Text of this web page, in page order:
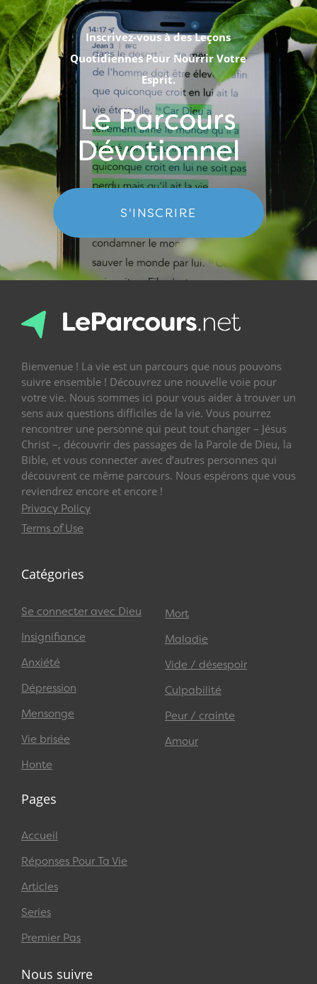
Inscrivez-vous à des Leçons
Quotidiennes Pour Nourrir Votre
Esprit.
Le Parcours
Dévotionnel
S'INSCRIRE
Bienvenue ! La vie est un parcours que nous pouvons
suivre ensemble ! Découvrez une nouvelle voie pour
votre vie. Nous sommes ici pour vous aider à trouver un
sens aux questions difficiles de la vie. Vous pourrez
rencontrer une personne qui peut tout changer – Jésus
Christ –, découvrir des passages de la Parole de Dieu, la
Bible, et vous connecter avec d’autres personnes qui
découvrent ce même parcours. Nous espérons que vous
reviendrez encore et encore !
Privacy Policy
Terms of Use
Catégories
Se connecter avec Dieu
Insignifiance
Anxiété
Dépression
Mensonge
Vie brisée
Honte
Mort
Maladie
Vide / désespoir
Culpabilité
Peur / crainte
Amour
Pages
Accueil
Réponses Pour Ta Vie
Articles
Series
Premier Pas
Nous suivre